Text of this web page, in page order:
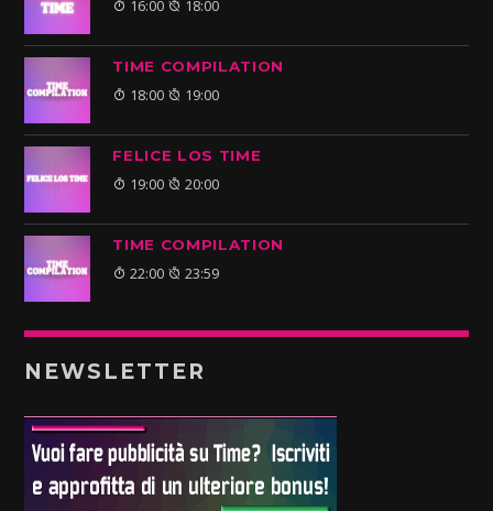
16:00 18:00
TIME COMPILATION
18:00 19:00
FELICE LOS TIME
19:00 20:00
TIME COMPILATION
22:00 23:59
NEWSLETTER